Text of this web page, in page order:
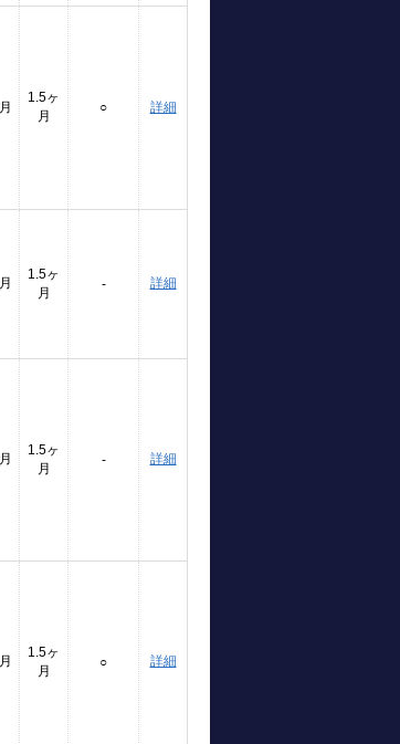
1.5ヶ
月
○ 詳細
1.5ヶ
月
- 詳細
1.5ヶ
月
- 詳細
1.5ヶ
月
○ 詳細